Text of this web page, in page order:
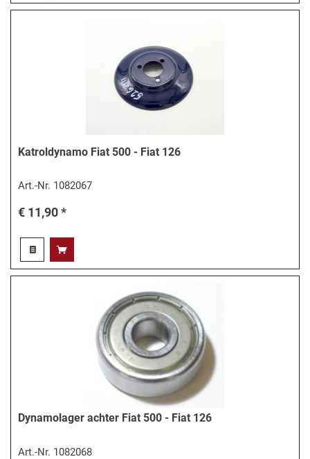
Katroldynamo Fiat 500 - Fiat 126
Art.-Nr. 1082067
€ 11,90 *
Dynamolager achter Fiat 500 - Fiat 126
Art.-Nr. 1082068